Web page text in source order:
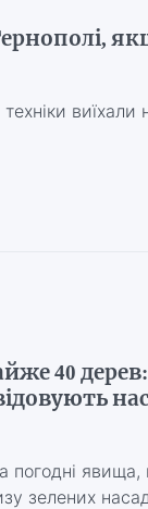
виїхали
40
погодні
зелених